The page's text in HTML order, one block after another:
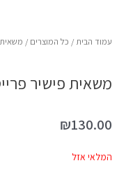
עמוד הבית / כל המוצרים / משאית
משאית פישיר
₪130.00
המלאי אזל